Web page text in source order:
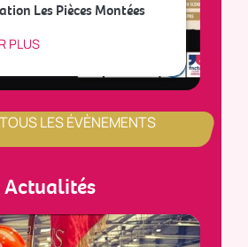
Les Pièces Montées
PLUS
LES ÉVÈNEMENTS
Actualités